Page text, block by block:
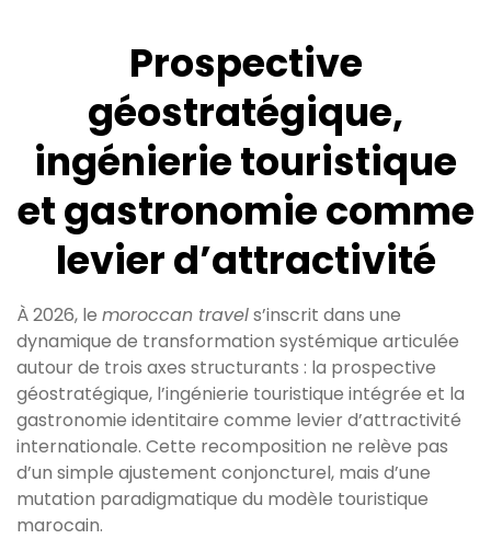
Prospective
géostratégique,
ingénierie touristique
et gastronomie comme
levier d’attractivité
À 2026, le moroccan travels’inscrit dans une
dynamique de transformation systémique articulée
autour de trois axes structurants : la prospective
géostratégique, l’ingénierie touristique intégrée et la
gastronomie identitaire comme levier d’attractivité
internationale. Cette recomposition ne relève pas
d’un simple ajustement conjoncturel, mais d’une
mutation paradigmatique du modèle touristique
marocain.